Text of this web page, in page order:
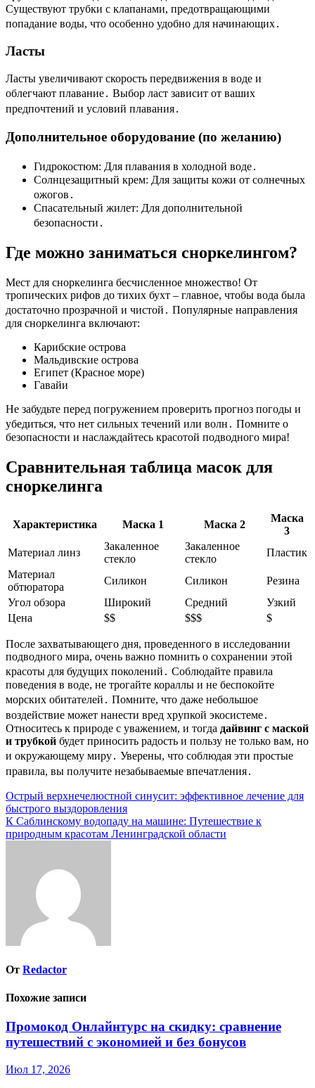
Существуют трубки с клапанами, предотвращающими
попадание воды, что особенно удобно для начинающих․
Ласты
Ласты увеличивают скорость передвижения в воде и
облегчают плавание․ Выбор ласт зависит от ваших
предпочтений и условий плавания․
Дополнительное оборудование (по желанию)
Гидрокостюм: Для плавания в холодной воде․
Солнцезащитный крем: Для защиты кожи от солнечных
ожогов․
Спасательный жилет: Для дополнительной
безопасности․
Где можно заниматься сноркелингом?
Мест для сноркелинга бесчисленное множество! От
тропических рифов до тихих бухт – главное, чтобы вода была
достаточно прозрачной и чистой․ Популярные направления
для сноркелинга включают:
Карибские острова
Мальдивские острова
Египет (Красное море)
Гавайи
Не забудьте перед погружением проверить прогноз погоды и
убедиться, что нет сильных течений или волн․ Помните о
безопасности и наслаждайтесь красотой подводного мира!
Сравнительная таблица масок для
сноркелинга
Характеристика Маска 1 Маска 2
Маска
3
Материал линз
Закаленное
стекло
Закаленное
стекло
Пластик
Материал
обтюратора
Силикон Силикон
Резина
Угол обзора
Широкий Средний
Узкий
Цена
$$ $$$ $
После захватывающего дня, проведенного в исследовании
подводного мира, очень важно помнить о сохранении этой
красоты для будущих поколений․ Соблюдайте правила
поведения в воде, не трогайте кораллы и не беспокойте
морских обитателей․ Помните, что даже небольшое
воздействие может нанести вред хрупкой экосистеме․
Относитесь к природе с уважением, и тогда дайвинг с маской
и трубкой будет приносить радость и пользу не только вам, но
и окружающему миру․ Уверены, что соблюдая эти простые
правила, вы получите незабываемые впечатления․
Навигация
по
записям
Острый верхнечелюстной синусит: эффективное лечение для
быстрого выздоровления
К Саблинскому водопаду на машине: Путешествие к
природным красотам Ленинградской области
От Redactor
Похожие записи
Промокод Онлайнтурс на скидку: сравнение
путешествий с экономией и без бонусов
Июл 17, 2026